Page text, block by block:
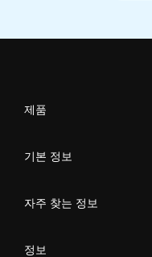
제품
기본 정보
자주 찾는 정보
정보